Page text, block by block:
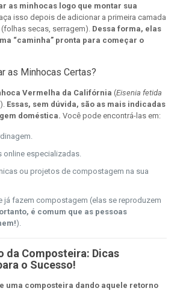
as minhocas logo que montar sua
isso depois de adicionar a primeira camada
secas, serragem). Dessa forma, elas
“caminha” pronta para começar o
as Minhocas Certas?
Vermelha da Califórnia (Eisenia fetida
). Essas, sem dúvida, são as mais indicadas
doméstica. Você pode encontrá-las em:
online especializadas.
ou projetos de compostagem na sua
já fazem compostagem (elas se reproduzem
é comum que as pessoas
).
da Composteira: Dicas
o Sucesso!
uma composteira dando aquele retorno